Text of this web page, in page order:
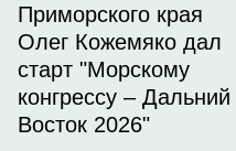
Приморского края
Олег Кожемяко дал
старт "Морскому
конгрессу – Дальний
Восток 2026"